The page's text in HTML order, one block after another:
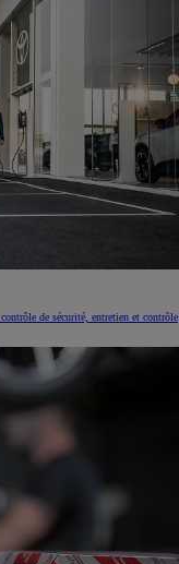
de sécurité, entretien et contrôle